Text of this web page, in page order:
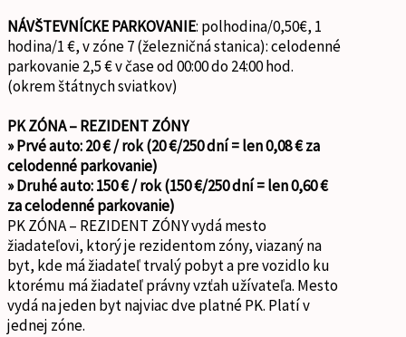
NÁVŠTEVNÍCKE PARKOVANIE: polhodina/0,50€, 1
hodina/1 €, v zóne 7 (železničná stanica): celodenné
parkovanie 2,5 € v čase od 00:00 do 24:00 hod.
(okrem štátnych sviatkov)
PK ZÓNA – REZIDENT ZÓNY
» Prvé auto: 20 € / rok (20 €/250 dní = len 0,08 € za
celodenné parkovanie)
» Druhé auto: 150 € / rok (150 €/250 dní = len 0,60 €
za celodenné parkovanie)
PK ZÓNA – REZIDENT ZÓNY vydá mesto
žiadateľovi, ktorý je rezidentom zóny, viazaný na
byt, kde má žiadateľ trvalý pobyt a pre vozidlo ku
ktorému má žiadateľ právny vzťah užívateľa. Mesto
vydá na jeden byt najviac dve platné PK. Platí v
jednej zóne.